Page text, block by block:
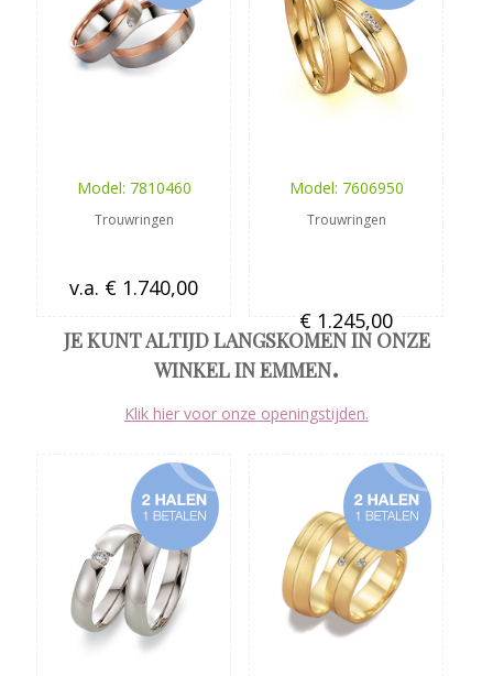
Model: 7810460
Trouwringen
v.a. € 1.740,00
Model: 7606950
Trouwringen
€ 1.245,00
JE KUNT ALTIJD LANGSKOMEN IN ONZE
WINKEL IN EMMEN.
Klik hier voor onze openingstijden.